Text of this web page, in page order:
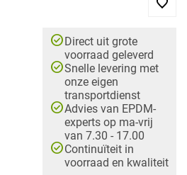
check_circleDirect uit grote
voorraad geleverd
check_circleSnelle levering met
onze eigen
transportdienst
check_circleAdvies van EPDM-
experts op ma-vrij
van 7.30 - 17.00
check_circleContinuïteit in
voorraad en kwaliteit